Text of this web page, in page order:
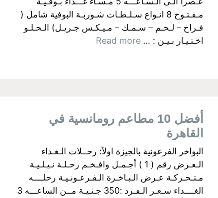
مـفـتـوح 8 انـواع سـلـطـات شـوربـة البوفية شامل (
فـراخ – لـحـم – سـمـك – مـيـكـس جـريـل) الـحـلـو
اخـتـيـار بـيـن : … Read more
أفضل 10 مطاعم رومانسية في
القاهرة
البواخر الفرعونية بالجيزة اولآ: رحــلات الـغـداء
الـعـرض رقم ( 1 ) أجـمـل وافـخـم رحـلـة نـيـلـيـة
مـتـحـركـة عـرض الـبـاخـرة الـفـرعـونـيـة رحلــــه
الغــــداء سـعـر الـفـرد :350 جـنـيـة مــن الساعـــه 3